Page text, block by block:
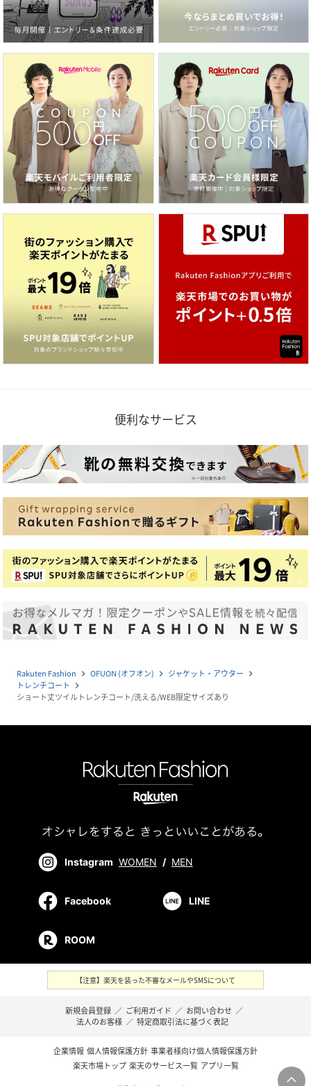
便利なサービス
Rakuten Fashion navigate_next OFUON (オフオン) navigate_next ジャケット・アウター navigate_next
トレンチコート navigate_next
ショート丈ツイルトレンチコート/洗える/WEB限定サイズあり
Instagram WOMEN / MEN
Facebook LINE
ROOM
【注意】楽天を装った不審なメールやSMSについて
新規会員登録 ／ ご利用ガイド ／ お問い合わせ ／
法人のお客様 ／ 特定商取引法に基づく表記
企業情報 個人情報保護方針 事業者様向け個人情報保護方針
楽天市場トップ 楽天のサービス一覧 アプリ一覧